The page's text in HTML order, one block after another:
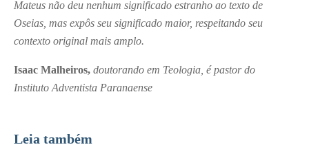
Mateus não deu nenhum significado estranho ao texto de
Oseias, mas expôs seu significado maior, respeitando seu
contexto original mais amplo.
Isaac Malheiros, doutorando em Teologia, é pastor do
Instituto Adventista Paranaense
Leia também